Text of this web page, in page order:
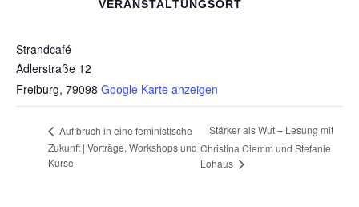
VERANSTALTUNGSORT
Strandcafé
Adlerstraße 12
Freiburg, 79098 Google Karte anzeigen
Auf:bruch in eine feministische
Zukunft | Vorträge, Workshops und
Kurse
Stärker als Wut – Lesung mit
Christina Clemm und Stefanie
Lohaus